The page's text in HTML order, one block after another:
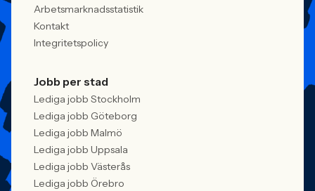
Arbetsmarknadsstatistik
Kontakt
Integritetspolicy
Jobb per stad
Lediga jobb Stockholm
Lediga jobb Göteborg
Lediga jobb Malmö
Lediga jobb Uppsala
Lediga jobb Västerås
Lediga jobb Örebro